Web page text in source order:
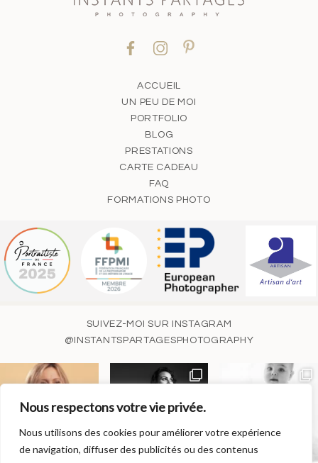
Nous respectons votre vie privée.
Nous utilisons des cookies pour améliorer votre expérience
de navigation, diffuser des publicités ou des contenus
ACCUEIL
UN PEU DE MOI
PORTFOLIO
BLOG
PRESTATIONS
CARTE CADEAU
FAQ
FORMATIONS PHOTO
SUIVEZ-MOI SUR INSTAGRAM
@INSTANTSPARTAGESPHOTOGRAPHY